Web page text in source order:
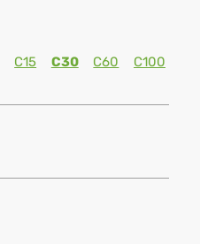
C15 C30 C60
C100